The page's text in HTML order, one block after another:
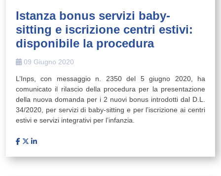
Istanza bonus servizi baby-
sitting e iscrizione centri estivi:
disponibile la procedura
09 Giugno 2020
L’Inps, con messaggio n. 2350 del 5 giugno 2020, ha
comunicato il rilascio della procedura per la presentazione
della nuova domanda per i 2 nuovi bonus introdotti dal D.L.
34/2020, per servizi di baby-sitting e per l’iscrizione ai centri
estivi e servizi integrativi per l’infanzia.